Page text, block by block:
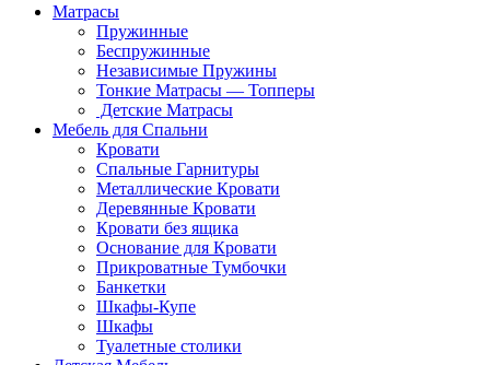
Матрасы
Пружинные
Беспружинные
Независимые Пружины
Тонкие Матрасы — Топперы
Детские Матрасы
Мебель для Спальни
Кровати
Спальные Гарнитуры
Металлические Кровати
Деревянные Кровати
Кровати без ящика
Основание для Кровати
Прикроватные Тумбочки
Банкетки
Шкафы-Купе
Шкафы
Туалетные столики